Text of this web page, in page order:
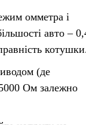
омметра і
авто –
(де
Ом залежно